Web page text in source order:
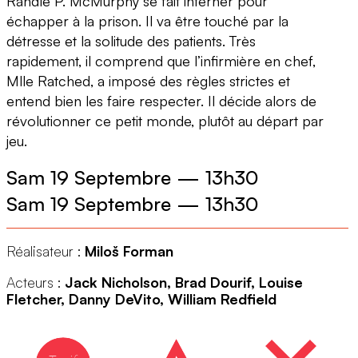
échapper à la prison. Il va être touché par la
détresse et la solitude des patients. Très
rapidement, il comprend que l’infirmière en chef,
Mlle Ratched, a imposé des règles strictes et
entend bien les faire respecter. Il décide alors de
révolutionner ce petit monde, plutôt au départ par
jeu.
Sam 19 Septembre — 13h30
Sam 19 Septembre — 13h30
Réalisateur : Miloš Forman
Acteurs : Jack Nicholson, Brad Dourif, Louise
Fletcher, Danny DeVito, William Redfield